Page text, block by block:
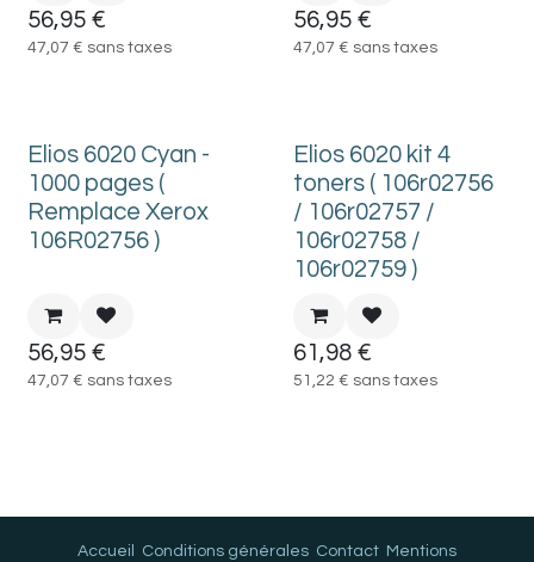
56,95 €
47,07 € sans taxes
56,95€
47,07 € sans taxes
Elios 6020 Cyan -
1000 pages (
Remplace Xerox
106R02756 )
56,95 €
47,07 € sans taxes
Elios 6020 kit 4
toners ( 106r02756
/ 106r02757 /
106r02758 /
106r02759 )
61,98€
51,22 € sans taxes
Accueil Conditions générales Contact Mentions